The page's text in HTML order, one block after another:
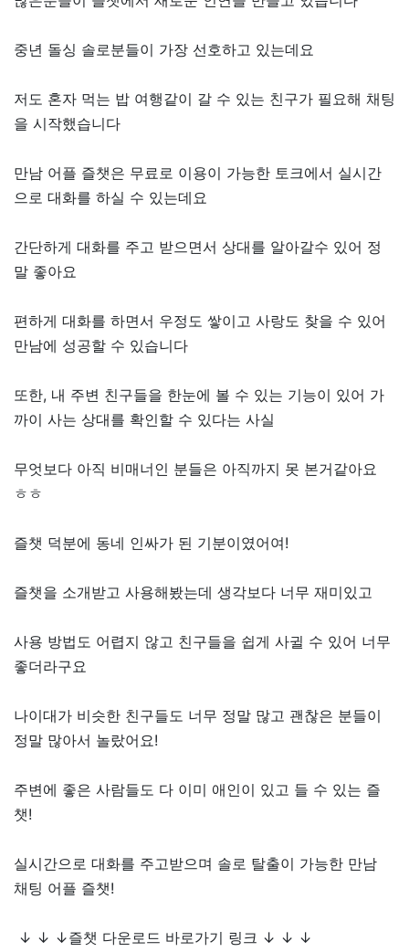
중년 돌싱 솔로분들이 가장 선호하고 있는데요
저도 혼자 먹는 밥 여행같이 갈 수 있는 친구가 필요해 채팅
을 시작했습니다
만남 어플 즐챗은 무료로 이용이 가능한 토크에서 실시간
으로 대화를 하실 수 있는데요
간단하게 대화를 주고 받으면서 상대를 알아갈수 있어 정
말 좋아요
편하게 대화를 하면서 우정도 쌓이고 사랑도 찾을 수 있어
만남에 성공할 수 있습니다
또한, 내 주변 친구들을 한눈에 볼 수 있는 기능이 있어 가
까이 사는 상대를 확인할 수 있다는 사실
무엇보다 아직 비매너인 분들은 아직까지 못 본거같아요
ㅎㅎ
즐챗 덕분에 동네 인싸가 된 기분이였어여!
즐챗을 소개받고 사용해봤는데 생각보다 너무 재미있고
사용 방법도 어렵지 않고 친구들을 쉽게 사귈 수 있어 너무
좋더라구요
나이대가 비슷한 친구들도 너무 정말 많고 괜찮은 분들이
정말 많아서 놀랐어요!
주변에 좋은 사람들도 다 이미 애인이 있고 들 수 있는 즐
챗!
실시간으로 대화를 주고받으며 솔로 탈출이 가능한 만남
채팅 어플 즐챗!
↓ ↓ ↓즐챗 다운로드 바로가기 링크 ↓ ↓ ↓